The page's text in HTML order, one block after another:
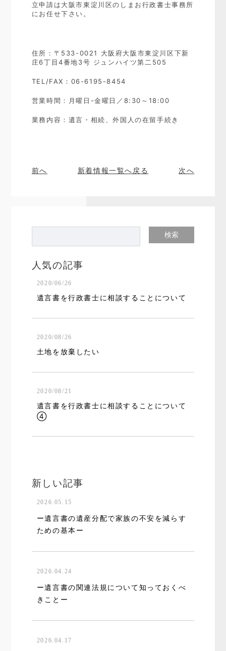
立申請は大阪市東淀川区のしまお行政書士事務所
にお任せ下さい。
住所：〒533-0021 大阪府大阪市東淀川区下新
庄6丁目4番地3号 ジュンハイツ第二505
TEL/FAX：06-6195-8454
営業時間：月曜日-金曜日／8:30～18:00
業務内容：遺言・相続、外国人の在留手続き
前へ 新着情報一覧へ戻る 次へ
人気の記事
2020/06/26
遺言書を行政書士に相談することについて
2020/08/26
土地を放棄したい
2020/08/21
遺言書を行政書士に相談することについて
④
新しい記事
2026.05.15
ー遺言書の遺産分配で家族の不安を減らす
ための基本ー
2026.04.24
ー遺言書の関連法規について知っておくべ
きことー
2026.04.17